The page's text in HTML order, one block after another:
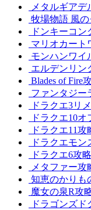
メタルギアデ
牧場物語 風
ドンキーコン
マリオカート
モンハンワイ
エルデンリン
Blades of Fire
ファンタジー
ドラクエ3リ
ドラクエ10
ドラクエ11攻
ドラクエモン
ドラクエ6攻略
メタファー攻
知恵のかりも
魔女の泉R攻
ドラゴンズド